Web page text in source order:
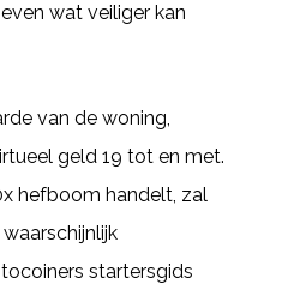
wat veiliger kan
van de woning,
geld 19 tot en met.
hefboom handelt, zal
startersgids